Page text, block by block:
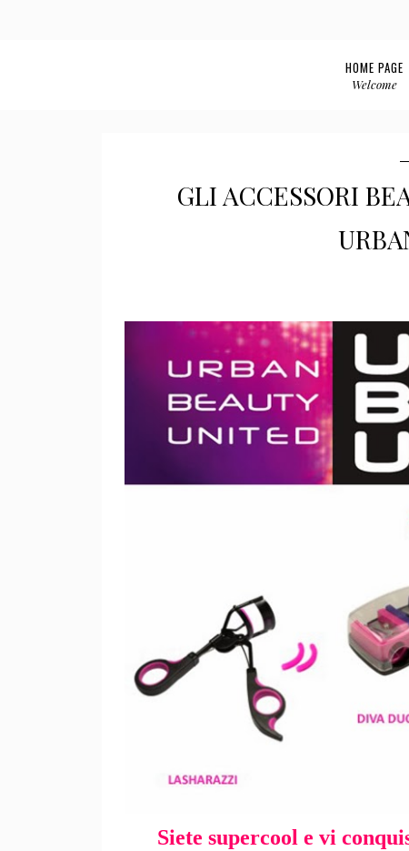
HOME PAGE
Welcome
GLI ACCESSORI

Siete supercool e vi